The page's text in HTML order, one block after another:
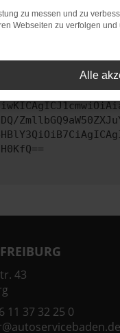
nicht mehr
zu beheben. Du
43
11 37 32 25 0
zu messen und zu
Webseiten zu verfolgen
Alle